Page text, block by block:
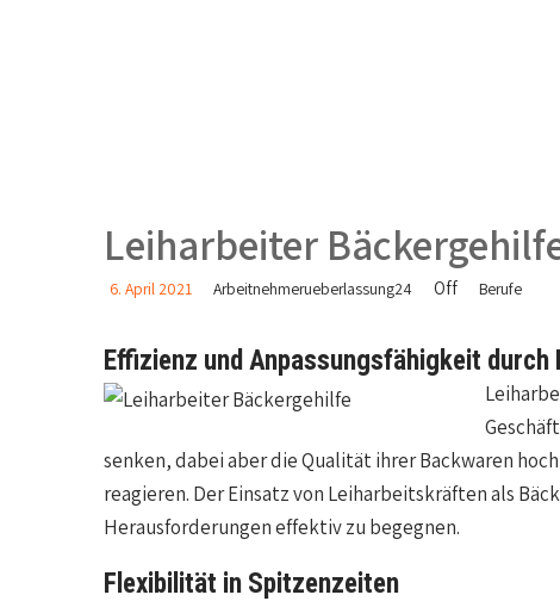
Leiharbeiter
6. April 2021 Arbeitnehmerueberlassung24 Off Berufe
Effizienz und Anpassungsfähigkeit
senken, dabei aber die Qualität ihrer Backwaren
reagieren. Der Einsatz von Leiharbeitskräften als
Herausforderungen effektiv zu begegnen.
Flexibilität in Spitzenzeiten